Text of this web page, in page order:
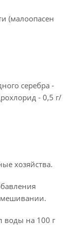
(малоопасен
серебра -
- 0,5 г/
хозяйства.
воды на 100 г